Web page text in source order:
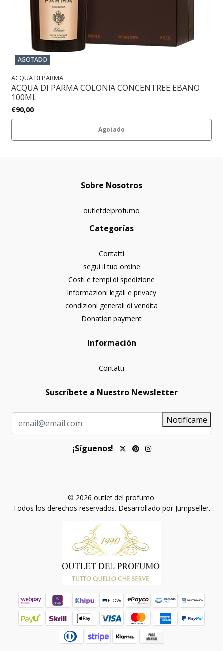
AGOTADO
ACQUA DI PARMA
ACQUA DI PARMA COLONIA CONCENTREE EBANO
100ML
€90,00
Agotado
Sobre Nosotros
outletdelprofumo
Categorías
Contatti
segui il tuo ordine
Costi e tempi di spedizione
Informazioni legali e privacy
condizioni generali di vendita
Donation payment
Información
Contatti
Suscríbete a Nuestro Newsletter
Notifícame
¡Síguenos!
© 2026 outlet del profumo.
Todos los derechos reservados. Desarrollado por Jumpseller.